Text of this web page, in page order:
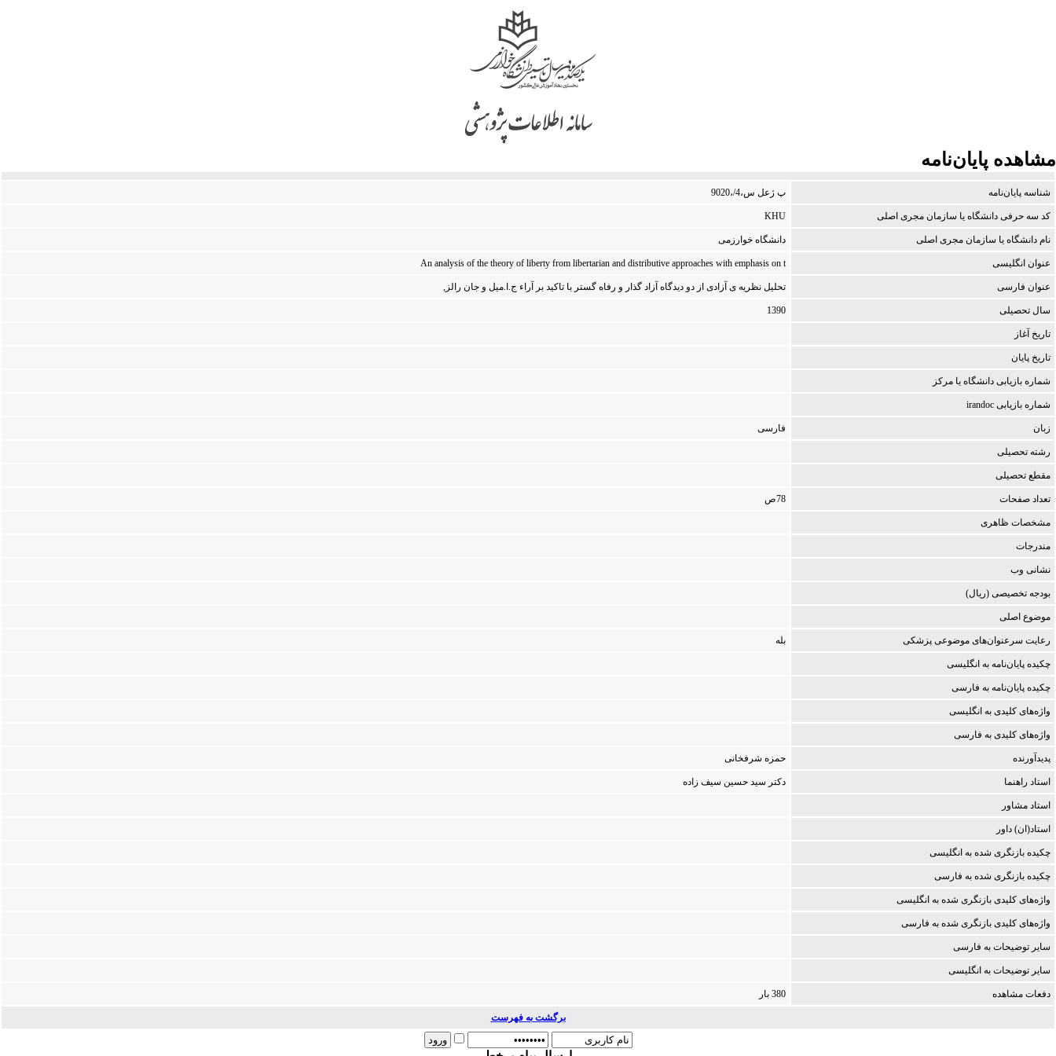
مشاهده پایان‌نامه
شناسه پایان‌نامه ‭9020،/4،س لعژ پ
كد سه حرفی دانشگاه یا سازمان مجری اصلی KHU
نام دانشگاه یا سازمان مجری اصلی دانشگاه خوارزمی
عنوان انگلیسی An analysis of the theory of liberty from libertarian and distributive approaches with emphasis on t
عنوان فارسی ت‍ح‍ل‍ی‍ل‌ ن‍ظری‍ه‌ ی‌ آزادی‌ از دو دی‍دگ‍اه‌ آزاد گ‍ذار و رف‍اه‌ گ‍س‍ت‍ر ب‍ا ت‍اک‍ی‍د ب‍ر آراء ج‌.ا.م‍ی‍ل‌ و ج‍ان‌ رال‍ز,
سال تحصیلی 1390
تاریخ آغاز
تاریخ پایان
شماره بازیابی دانشگاه یا مركز
شماره بازیابی irandoc
زبان فارسی
رشته تحصیلی
مقطع تحصیلی
تعداد صفحات 78ص‌
مشخصات ظاهری
مندرجات
نشانی وب
بودجه تخصیصی (ریال)
موضوع اصلی
رعایت سرعنوان‌های موضوعی پزشکی بله
چکیده پایان‌نامه به انگلیسی
چکیده پایان‌نامه به فارسی
واژه‌های کلیدی به انگلیسی
واژه‌های کلیدی به فارسی
پدیدآورنده ح‍م‍زه‌ ش‍رف‍خ‍ان‍ی‌
استاد راهنما دک‍ت‍ر س‍ی‍د ح‍س‍ی‍ن‌ س‍ی‍ف‌ زاده‌
استاد مشاور
استاد(ان) داور
چکیده بازنگری شده به انگلیسی
چکیده بازنگری شده به فارسی
واژه‌های کلیدی بازنگری شده به انگلیسی
واژه‌های کلیدی بازنگری شده به فارسی
سایر توضیحات به فارسی
سایر توضیحات به انگلیسی
دفعات مشاهده 380 بار
برگشت به فهرست